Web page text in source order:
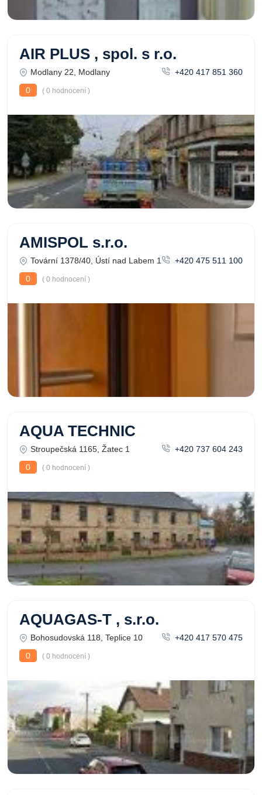
AIR PLUS , spol. s r.o.
Modlany 22, Modlany
+420 417 851 360
0
( 0 hodnocení )
AMISPOL s.r.o.
Tovární 1378/40, Ústí nad Labem 1
+420 475 511 100
0
( 0 hodnocení )
AQUA TECHNIC
Stroupečská 1165, Žatec 1
+420 737 604 243
0
( 0 hodnocení )
AQUAGAS-T , s.r.o.
Bohosudovská 118, Teplice 10
+420 417 570 475
0
( 0 hodnocení )